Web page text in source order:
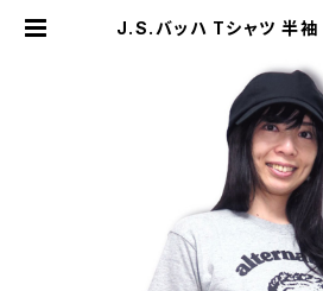
J.S.バッハ Tシャツ 半袖
Bach 音楽家 偉人
GY altss |